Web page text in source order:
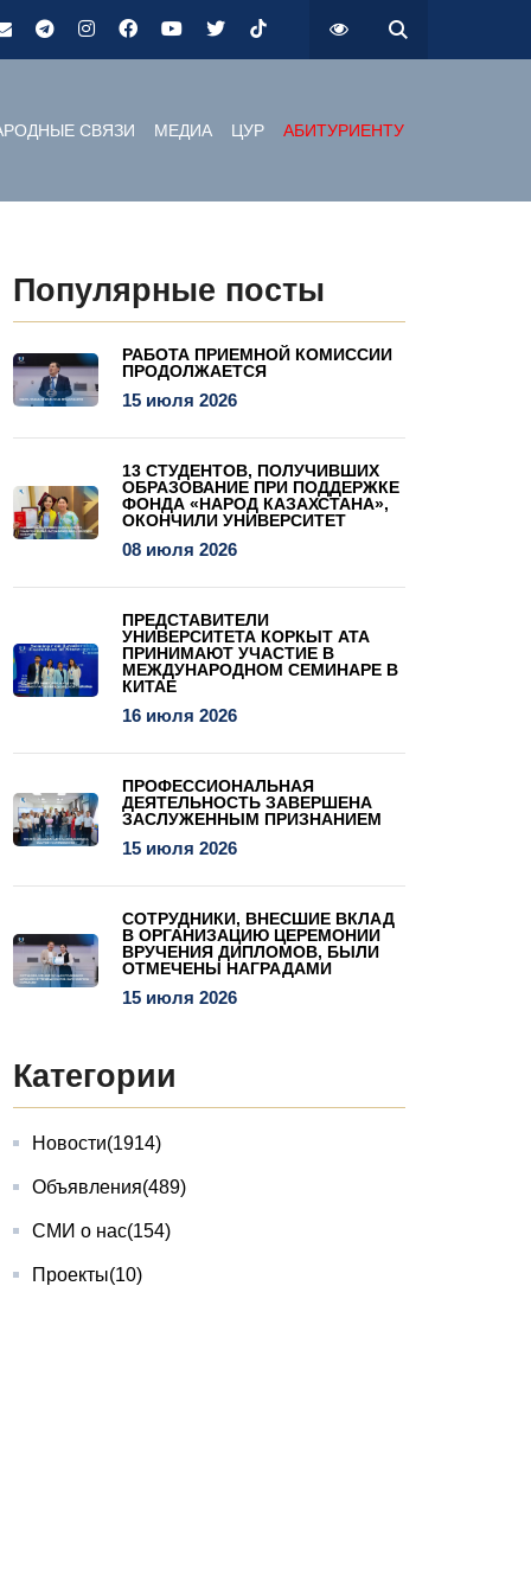
СВЯЗИ МЕДИА ЦУР АБИТУРИЕНТУ
Популярные посты
РАБОТА ПРИЕМНОЙ КОМИССИИ
ПРОДОЛЖАЕТСЯ
15 июля 2026
13 СТУДЕНТОВ, ПОЛУЧИВШИХ
ОБРАЗОВАНИЕ ПРИ ПОДДЕРЖКЕ
ФОНДА «НАРОД КАЗАХСТАНА»,
ОКОНЧИЛИ УНИВЕРСИТЕТ
08 июля 2026
ПРЕДСТАВИТЕЛИ
УНИВЕРСИТЕТА КОРКЫТ АТА
ПРИНИМАЮТ УЧАСТИЕ В
МЕЖДУНАРОДНОМ СЕМИНАРЕ В
КИТАЕ
16 июля 2026
ПРОФЕССИОНАЛЬНАЯ
ДЕЯТЕЛЬНОСТЬ ЗАВЕРШЕНА
ЗАСЛУЖЕННЫМ ПРИЗНАНИЕМ
15 июля 2026
СОТРУДНИКИ, ВНЕСШИЕ ВКЛАД
В ОРГАНИЗАЦИЮ ЦЕРЕМОНИИ
ВРУЧЕНИЯ ДИПЛОМОВ, БЫЛИ
ОТМЕЧЕНЫ НАГРАДАМИ
15 июля 2026
Категории
Новости(1914)
Объявления(489)
СМИ о нас(154)
Проекты(10)